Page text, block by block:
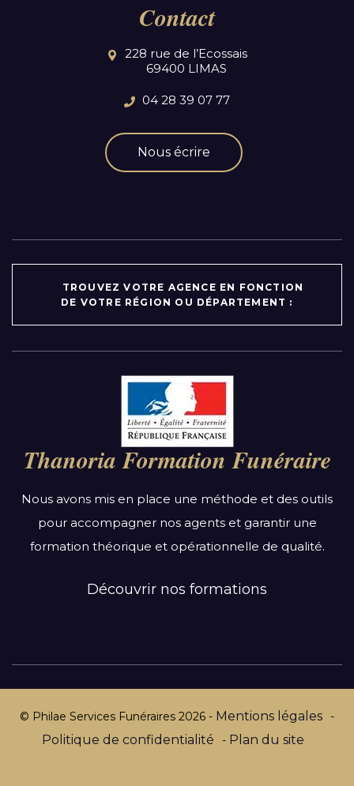
Contact
228 rue de l’Ecossais
69400 LIMAS
04 28 39 07 77
Nous écrire
TROUVEZ VOTRE AGENCE EN FONCTION
DE VOTRE RÉGION OU DÉPARTEMENT :
Auvergne-Rhône-Alpes
Bourgogne-Franche-Comté
Bretagne
Centre-Val de Loire
Grand Est
Hauts-de-France
Normandie
Par département :
Thanoria Formation Funéraire
Nous avons mis en place une méthode et des outils
pour accompagner nos agents et garantir une
formation théorique et opérationnelle de qualité.
Découvrir nos formations
© Philae Services Funéraires 2026 - Mentions légales -
Politique de confidentialité - Plan du site